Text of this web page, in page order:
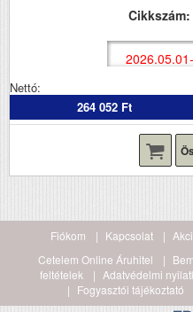
Cikkszám:
Nettó:
264 052 Ft
Fiókom Kapcsolat
Cetelem Online Áruhitel
feltételek
Adatvédelmi
Fogyasztói tájékoztató